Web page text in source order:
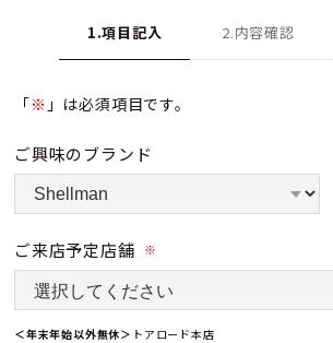
1.項目記入 2.内容確認
「※ 」は必須項目です。
ご興味のブランド
ご来店予定店舗 ※
＜年末年始以外無休＞ トアロード本店